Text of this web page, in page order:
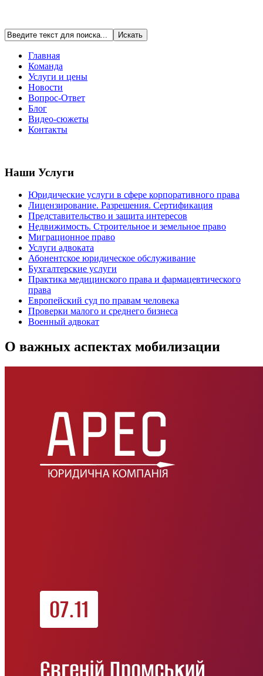
Главная
Команда
Услуги и цены
Новости
Вопрос-Ответ
Блог
Видео-сюжеты
Контакты
Наши Услуги
Юридические услуги в сфере корпоративного права
Лицензирование. Разрешения. Сертификация
Представительство и защита интересов
Недвижимость. Строительное и земельное право
Миграционное право
Услуги адвоката
Абонентское юридическое обслуживание
Бухгалтерские услуги
Практика медицинского права и фармацевтического
права
Европейский суд по правам человека
Проверки малого и среднего бизнеса
Военный адвокат
О важных аспектах мобилизации